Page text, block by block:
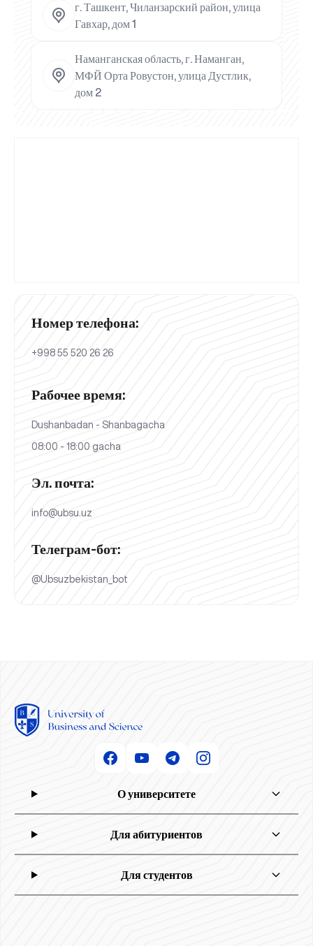
г. Ташкент, Чиланзарский район, улица
Гавхар, дом 1
Наманганская область, г. Наманган,
МФЙ Орта Ровустон, улица Дустлик,
дом 2
Номер телефона:
+998 55 520 26 26
Рабочее время:
Dushanbadan - Shanbagacha
08:00 - 18:00 gacha
Эл. почта:
info@ubsu.uz
Телеграм-бот:
@Ubsuzbekistan_bot
О университете
Для абитуриентов
Для студентов